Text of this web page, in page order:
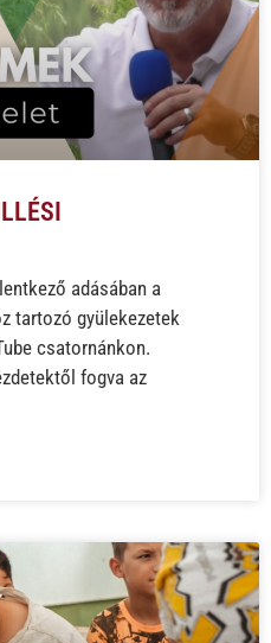
adásában a
tartozó gyülekezetek
csatornánkon.
fogva az